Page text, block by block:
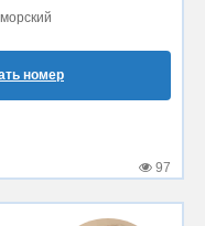
номер
97